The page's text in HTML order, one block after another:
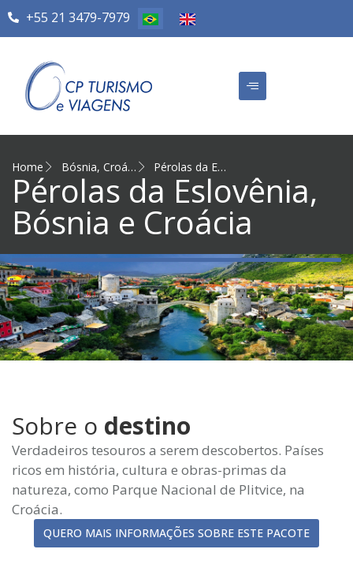
+55 21 3479-7979
Home Bósnia, Croácia , Destinos Internacionais
Pérolas da Eslovênia, Bósnia e Croácia
Pérolas da Eslovênia,
Bósnia e Croácia
Sobre o destino
Verdadeiros tesouros a serem descobertos. Países
ricos em história, cultura e obras-primas da
natureza, como Parque Nacional de Plitvice, na
Croácia.
QUERO MAIS INFORMAÇÕES SOBRE ESTE PACOTE